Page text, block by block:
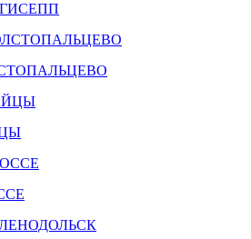
гаража
посад